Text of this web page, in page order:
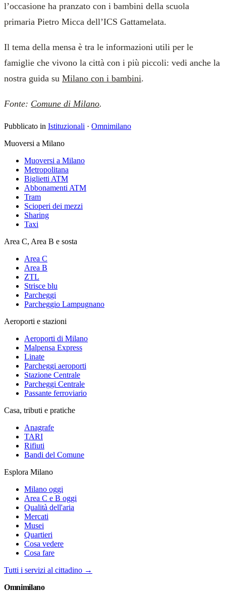
l’occasione ha pranzato con i bambini della scuola
primaria Pietro Micca dell’ICS Gattamelata.
Il tema della mensa è tra le informazioni utili per le
famiglie che vivono la città con i più piccoli: vedi anche la
nostra guida su Milano con i bambini.
Fonte: Comune di Milano.
Pubblicato in Istituzionali · Omnimilano
Muoversi a Milano
Muoversi a Milano
Metropolitana
Biglietti ATM
Abbonamenti ATM
Tram
Scioperi dei mezzi
Sharing
Taxi
Area C, Area B e sosta
Area C
Area B
ZTL
Strisce blu
Parcheggi
Parcheggio Lampugnano
Aeroporti e stazioni
Aeroporti di Milano
Malpensa Express
Linate
Parcheggi aeroporti
Stazione Centrale
Parcheggi Centrale
Passante ferroviario
Casa, tributi e pratiche
Anagrafe
TARI
Rifiuti
Bandi del Comune
Esplora Milano
Milano oggi
Area C e B oggi
Qualità dell'aria
Mercati
Musei
Quartieri
Cosa vedere
Cosa fare
Tutti i servizi al cittadino →
Omnimilano